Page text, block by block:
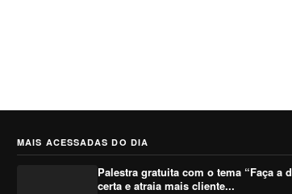
MAIS ACESSADAS DO DIA
Palestra gratuita com o tema “Faça a
certa e atraia mais cliente...